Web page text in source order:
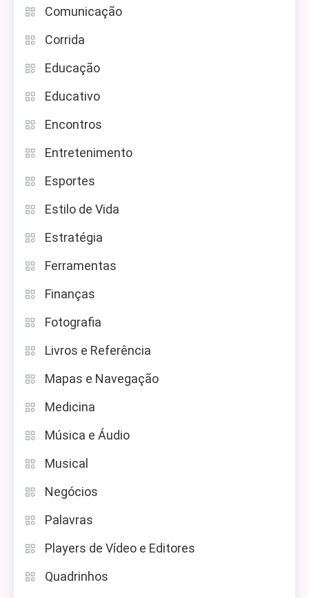
Comunicação
Corrida
Educação
Educativo
Encontros
Entretenimento
Esportes
Estilo de Vida
Estratégia
Ferramentas
Finanças
Fotografia
Livros e Referência
Mapas e Navegação
Medicina
Música e Áudio
Musical
Negócios
Palavras
Players de Vídeo e Editores
Quadrinhos